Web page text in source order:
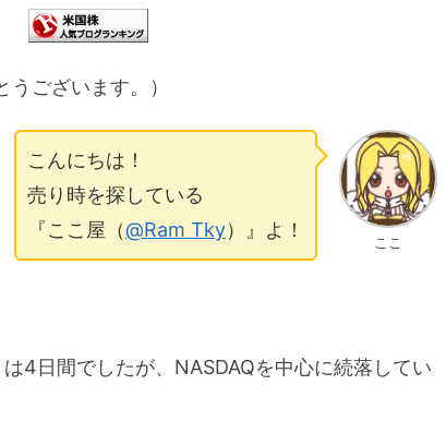
ございます。）
ここ
こんにちは！
売り時を探している
『ここ屋（@Ram Tky）』よ！
4日間でしたが、NASDAQを中心に続落してい